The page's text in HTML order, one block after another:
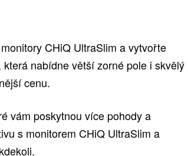
CHiQ UltraSlim a vytvořte
nabídne větší zorné pole i skvělý
cenu.
vám poskytnou více pohody a
s monitorem CHiQ UltraSlim a